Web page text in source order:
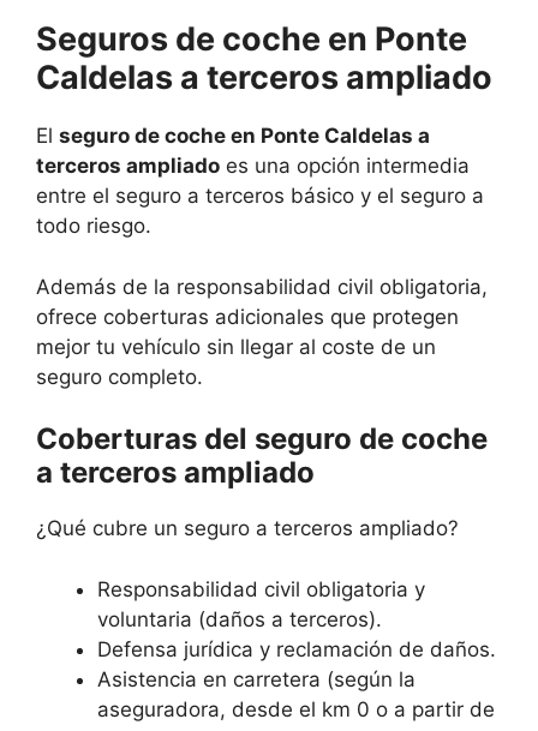
Seguros de coche en Ponte
Caldelas a terceros ampliado
El seguro de coche en Ponte Caldelas a
terceros ampliado es una opción intermedia
entre el seguro a terceros básico y el seguro a
todo riesgo.
Además de la responsabilidad civil obligatoria,
ofrece coberturas adicionales que protegen
mejor tu vehículo sin llegar al coste de un
seguro completo.
Coberturas del seguro de coche
a terceros ampliado
¿Qué cubre un seguro a terceros ampliado?
Responsabilidad civil obligatoria y
voluntaria (daños a terceros).
Defensa jurídica y reclamación de daños.
Asistencia en carretera (según la
aseguradora, desde el km 0 o a partir de